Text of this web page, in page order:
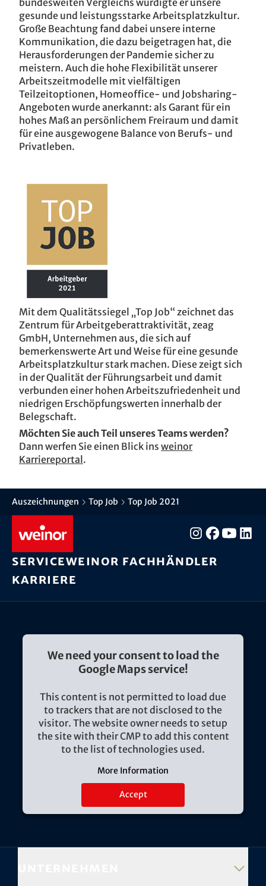
bundesweiten Vergleichs würdigte er unsere
gesunde und leistungsstarke Arbeitsplatzkultur.
Große Beachtung fand dabei unsere interne
Kommunikation, die dazu beigetragen hat, die
Herausforderungen der Pandemie sicher zu
meistern. Auch die hohe Flexibilität unserer
Arbeitszeitmodelle mit vielfältigen
Teilzeitoptionen, Homeoffice- und Jobsharing-
Angeboten wurde anerkannt: als Garant für ein
hohes Maß an persönlichem Freiraum und damit
für eine ausgewogene Balance von Berufs- und
Privatleben.
Mit dem Qualitätssiegel „Top Job“ zeichnet das
Zentrum für Arbeitgeberattraktivität, zeag
GmbH, Unternehmen aus, die sich auf
bemerkenswerte Art und Weise für eine gesunde
Arbeitsplatzkultur stark machen. Diese zeigt sich
in der Qualität der Führungsarbeit und damit
verbunden einer hohen Arbeitszufriedenheit und
niedrigen Erschöpfungswerten innerhalb der
Belegschaft.
Möchten Sie auch Teil unseres Teams werden?
Dann werfen Sie einen Blick ins weinor
Karriereportal .
Auszeichnungen Top Job Top Job 2021
Serviceweinor Fachhändler
Karriere
We need your consent to load the
Google Maps service!
This content is not permitted to load due
to trackers that are not disclosed to the
visitor. The website owner needs to setup
the site with their CMP to add this content
to the list of technologies used.
More Information
Accept